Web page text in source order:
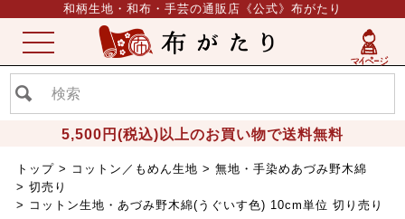
和柄生地・和布・手芸の通販店《公式》布がたり
5,500円(税込)以上のお買い物で送料無料
ME
NU
トップ コットン／もめん生地
無地・手染めあづみ野木綿
切売り
コットン生地・あづみ野木綿(うぐいす色) 10cm単位 切り売り